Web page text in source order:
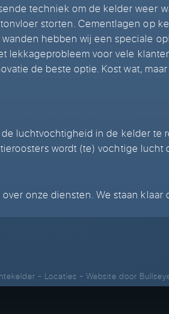
techniek om de kelder weer
storten. Cementlagen op
hebben wij een speciale
lekkageprobleem voor vele
de beste optie. Kost wat,
luchtvochtigheid in de kelder te
wordt (te) vochtige lucht
onze diensten. We staan klaar
- Locaties - Website door